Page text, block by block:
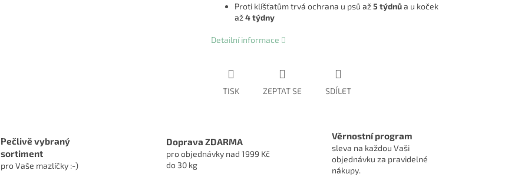
Proti klíšťatům trvá ochrana u psů až5 týdnůa u koček
až4 týdny
Detailní informace
TISK ZEPTAT SE SDÍLET
Pečlivě vybraný
sortiment
pro Vaše mazlíčky :-)
Doprava ZDARMA
pro objednávky nad 1999 Kč
do 30 kg
Věrnostní program
sleva na každou Vaši
objednávku za pravidelné
nákupy.